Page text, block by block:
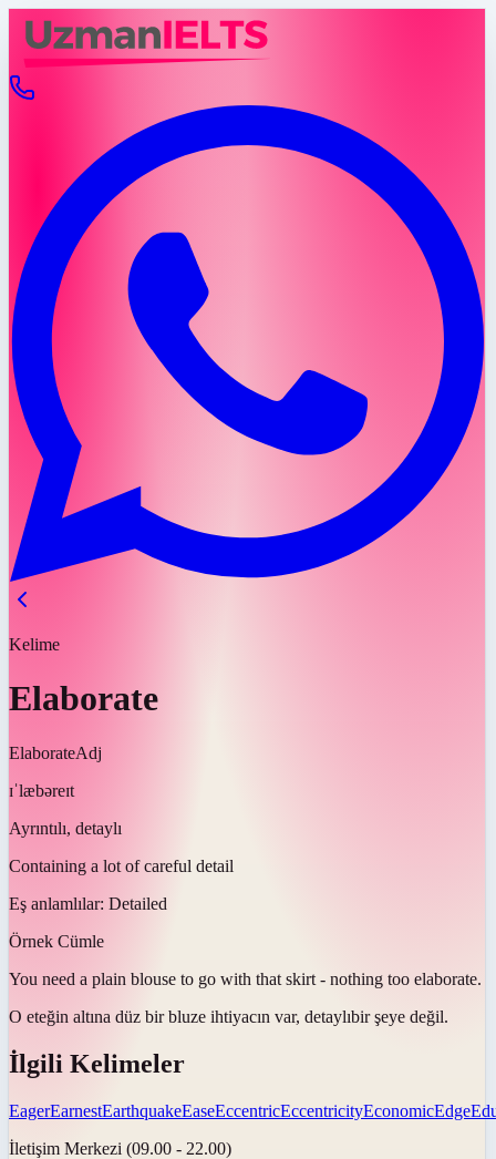
Kelime
Elaborate
ElaborateAdj
ɪˈlæbəreɪt
Ayrıntılı, detaylı
Containing a lot of careful detail
Eş anlamlılar: Detailed
Örnek Cümle
You need a plain blouse to go with that skirt - nothing too elaborate.
O eteğin altına düz bir bluze ihtiyacın var, detaylıbir şeye değil.
İlgili Kelimeler
EagerEarnestEarthquakeEaseEccentricEccentricityEconomicEdge
İletişim Merkezi (09.00 - 22.00)